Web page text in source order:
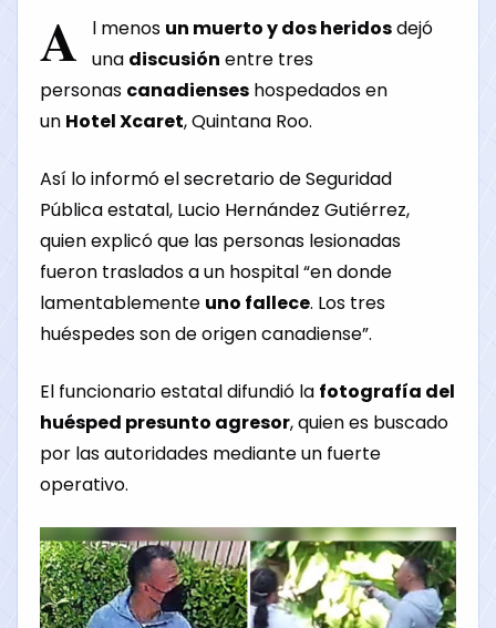
A l menos un muerto y dos heridosdejó
una discusión entre tres
personas canadienses hospedados en
un Hotel Xcaret, Quintana Roo.
Así lo informó el secretario de Seguridad
Pública estatal, Lucio Hernández Gutiérrez,
quien explicó que las personas lesionadas
fueron traslados a un hospital “en donde
lamentablemente uno fallece. Los tres
huéspedes son de origen canadiense”.
El funcionario estatal difundió la fotografía del
huésped presunto agresor, quien es buscado
por las autoridades mediante un fuerte
operativo.